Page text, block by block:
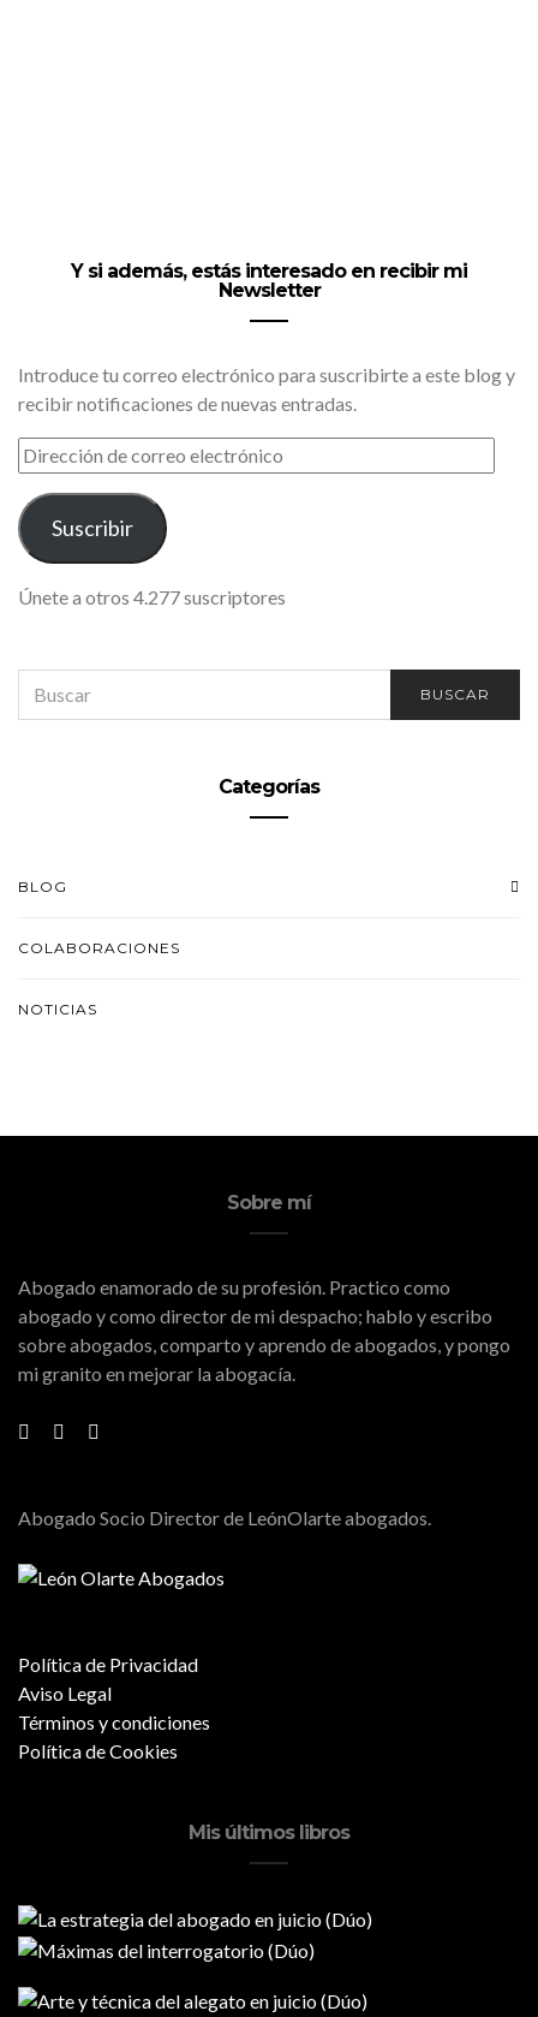
Y si además, estás interesado en recibir mi
Newsletter
Introduce tu correo electrónico para suscribirte a este blog y
recibir notificaciones de nuevas entradas.
DIRECCIÓN
DE
CORREO
ELECTRÓNICO
Suscribir
Únete a otros 4.277 suscriptores
FOR:
BUSCAR
Categorías
BLOG
COLABORACIONES
NOTICIAS
Sobre mí
Abogado enamorado de su profesión. Practico como
abogado y como director de mi despacho; hablo y escribo
sobre abogados, comparto y aprendo de abogados, y pongo
mi granito en mejorar la abogacía.
Abogado Socio Director de LeónOlarte abogados.
Política de Privacidad
Aviso Legal
Términos y condiciones
Política de Cookies
Mis últimos libros